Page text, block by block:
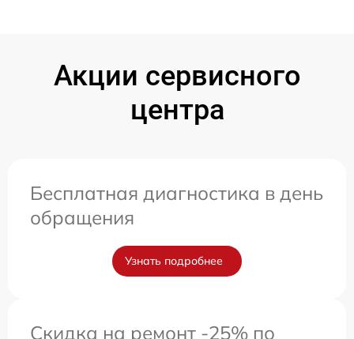
Акции сервисного
центра
Бесплатная диагностика в день
обращения
Узнать подробнее
Скидка на ремонт -25% по